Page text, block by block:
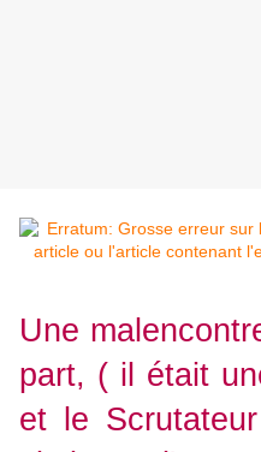
Une
part, ( il était
et le